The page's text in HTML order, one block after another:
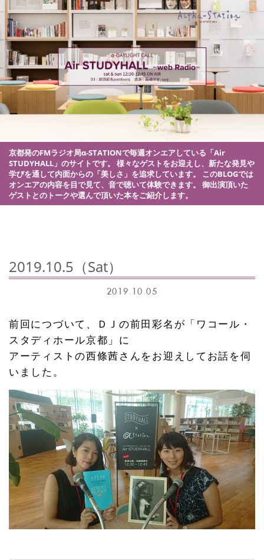
京都発のFMラジオ局α-STATIONで毎週オンエアしている「Air
STUDYHALL」のサイトです。
様々なゲストをお迎えし、新たな発見や
学びを通して内面からの「美しさ」を追求しています。
このBLOGでは
オンエアの内容を目で見て、音で聴いて体験できます。
御出演頂いた
ゲストとのトークや選んで頂いた本をご紹介します。
2019.10.5（Sat）
2019.10.05
前回につづいて、ＤＪの前田彩名が「ワコール・
スタディホール京都」に
アーティストの西條茜さんをお迎えしてお話を伺
いました。